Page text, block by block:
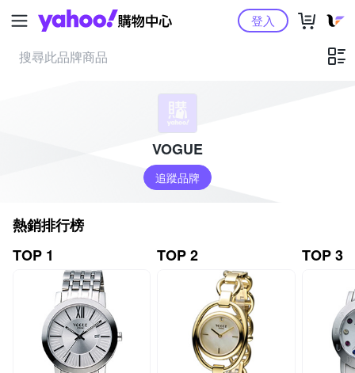
Yahoo購物中心登入
VOGUE
追蹤品牌
熱銷排行榜
TOP 1
TOP 2 TOP 3